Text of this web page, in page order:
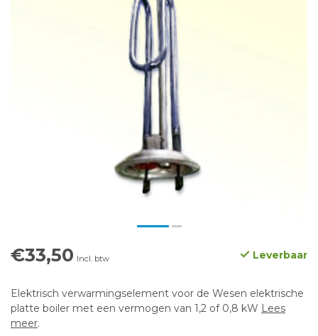
€33,50 Incl. btw Leverbaar
Elektrisch verwarmingselement voor de Wesen elektrische
platte boiler met een vermogen van 1,2 of 0,8 kW Lees
meer.